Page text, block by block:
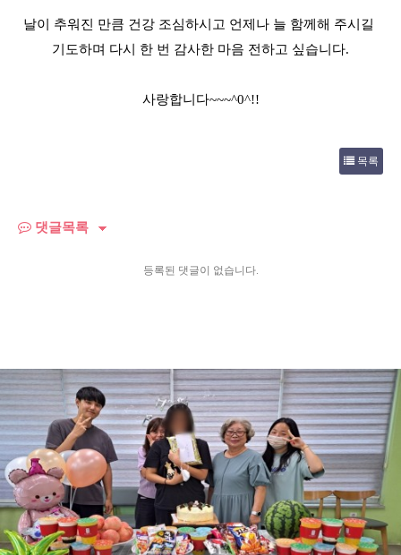
날이 추워진 만큼 건강 조심하시고 언제나 늘 함께해 주시길
기도하며 다시 한 번 감사한 마음 전하고 싶습니다.
사랑합니다~~~^0^!!
목록
댓글목록
등록된 댓글이 없습니다.